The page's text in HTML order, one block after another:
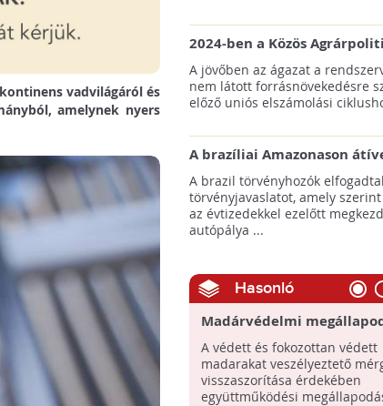
vadvilágáról és
amelynek nyers
2024-ben a Közös
keretein belül az
pályázatok az elsők között
majd meg
A jövőben az ágazat a
nem látott forrásnövekedésre
előző uniós elszámolási
A brazíliai Amazonason
autópálya robbanásszerű
erdőirtást indíthat el
A brazil törvényhozók
törvényjavaslatot, amely
az évtizedekkel ezelőtt
autópálya ...
Hasonló
Madárvédelmi
alá a mérgezések
A védett és fokozottan védett
madarakat veszélyeztető
visszaszorítása érdekében
együttműködési